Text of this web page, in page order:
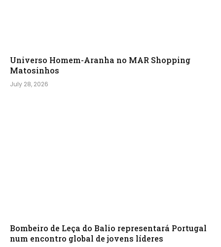
Universo Homem-Aranha no MAR Shopping
Matosinhos
July 28, 2026
Bombeiro de Leça do Balio representará Portugal
num encontro global de jovens líderes